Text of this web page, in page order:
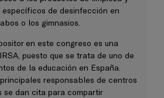
de desinfección en
o los gimnasios.
en este congreso es una
puesto que se trata de uno de
de la educación en España.
responsables de centros
se dan cita para compartir